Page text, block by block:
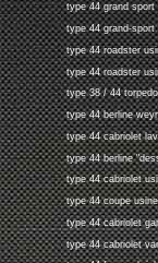
type 44 grand sport
type 44 grand-sport
type 44 roadster
type 44 roadster
type 38 / 44
type 44 berline
type 44 cabriolet
type 44 berline
type 44 cabriolet
type 44 coupe usine
type 44 cabriolet
type 44 cabriolet